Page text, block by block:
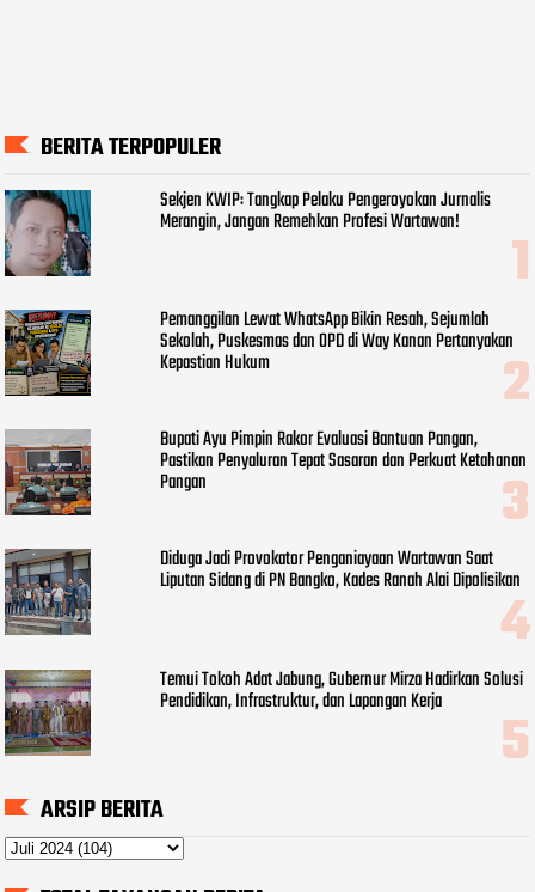
BERITA TERPOPULER
Sekjen KWIP: Tangkap Pelaku Pengeroyokan Jurnalis
Merangin, Jangan Remehkan Profesi Wartawan!
Pemanggilan Lewat WhatsApp Bikin Resah, Sejumlah
Sekolah, Puskesmas dan OPD di Way Kanan Pertanyakan
Kepastian Hukum
Bupati Ayu Pimpin Rakor Evaluasi Bantuan Pangan,
Pastikan Penyaluran Tepat Sasaran dan Perkuat Ketahanan
Pangan
Diduga Jadi Provokator Penganiayaan Wartawan Saat
Liputan Sidang di PN Bangko, Kades Ranah Alai Dipolisikan
Temui Tokoh Adat Jabung, Gubernur Mirza Hadirkan Solusi
Pendidikan, Infrastruktur, dan Lapangan Kerja
ARSIP BERITA